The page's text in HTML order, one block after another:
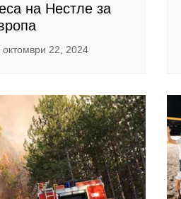
на Нестле за
октомври 22, 2024